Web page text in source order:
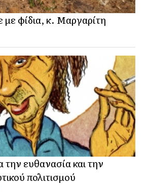
με φίδια, κ. Μαργαρίτη
ευθανασία και την
πολιτισμού